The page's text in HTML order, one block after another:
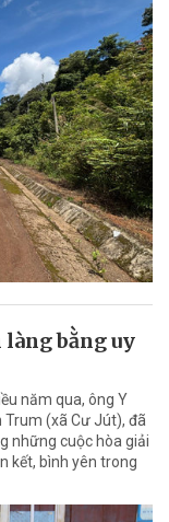
bằng uy
năm qua, ông Y
Trum (xã Cư Jút), đã
những cuộc hòa giải
kết, bình yên trong